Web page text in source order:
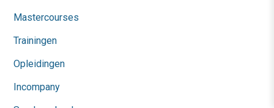
Mastercourses
Trainingen
Opleidingen
Incompany